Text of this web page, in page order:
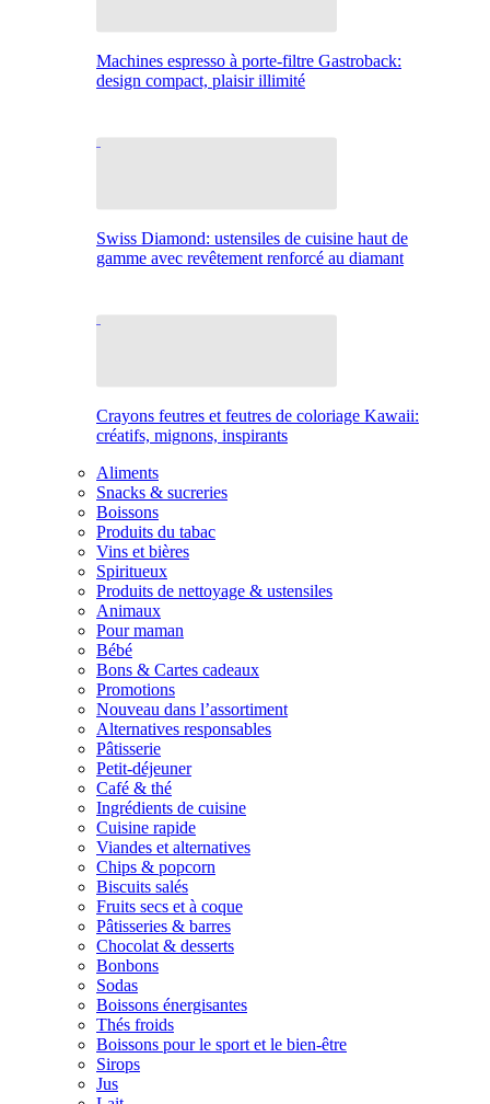
Machines espresso à porte-filtre Gastroback:
design compact, plaisir illimité
Swiss Diamond: ustensiles de cuisine haut de
gamme avec revêtement renforcé au diamant
Crayons feutres et feutres de coloriage Kawaii:
créatifs, mignons, inspirants
Aliments
Snacks & sucreries
Boissons
Produits du tabac
Vins et bières
Spiritueux
Produits de nettoyage & ustensiles
Animaux
Pour maman
Bébé
Bons & Cartes cadeaux
Promotions
Nouveau dans l’assortiment
Alternatives responsables
Pâtisserie
Petit-déjeuner
Café & thé
Ingrédients de cuisine
Cuisine rapide
Viandes et alternatives
Chips & popcorn
Biscuits salés
Fruits secs et à coque
Pâtisseries & barres
Chocolat & desserts
Bonbons
Sodas
Boissons énergisantes
Thés froids
Boissons pour le sport et le bien-être
Sirops
Jus